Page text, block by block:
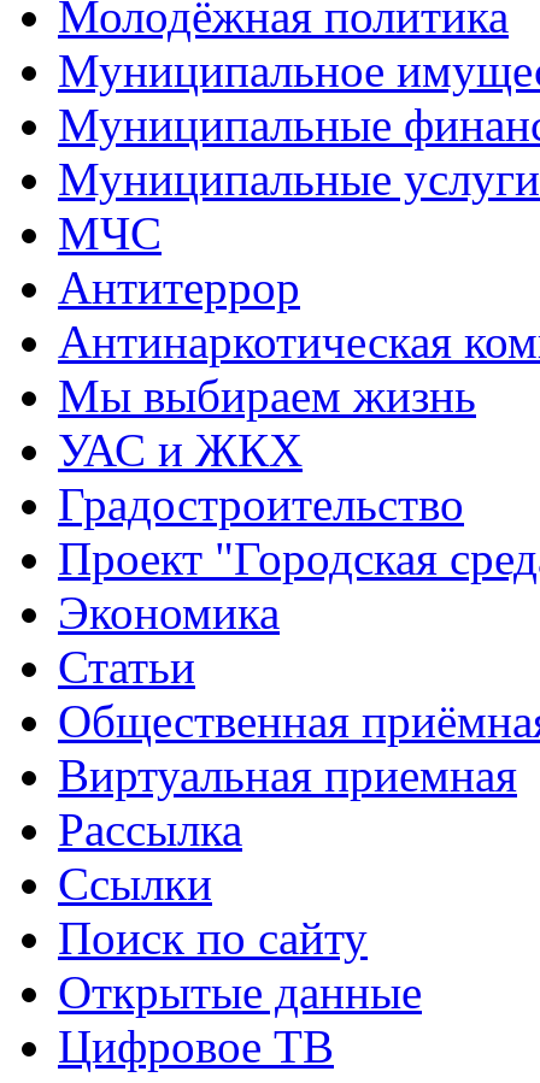
Молодёжная политика
Муниципальное
Муниципальные
Муниципальные услуги
МЧС
Антитеррор
Антинаркотическая
Мы выбираем жизнь
УАС и ЖКХ
Градостроительство
Проект "Городская
Экономика
Статьи
Общественная
Виртуальная приемная
Рассылка
Ссылки
Поиск по сайту
Открытые данные
Цифровое ТВ